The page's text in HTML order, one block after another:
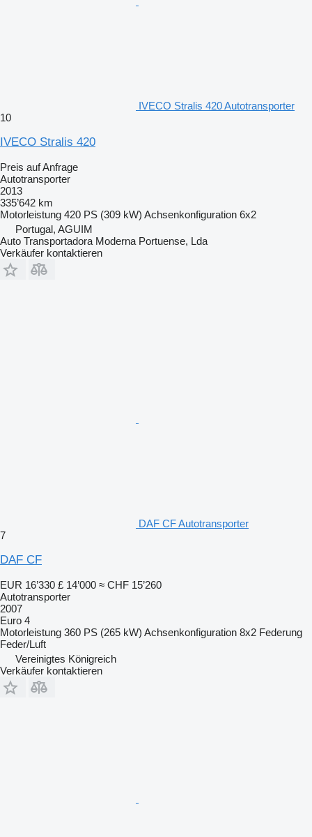
IVECO Stralis 420 Autotransporter
10
IVECO Stralis 420
Preis auf Anfrage
Autotransporter
2013
335’642 km
Motorleistung 420 PS (309 kW) Achsenkonfiguration 6x2
Portugal, AGUIM
Auto Transportadora Moderna Portuense, Lda
Verkäufer kontaktieren
DAF CF Autotransporter
7
DAF CF
EUR 16’330 £ 14’000 ≈ CHF 15’260
Autotransporter
2007
Euro 4
Motorleistung 360 PS (265 kW) Achsenkonfiguration 8x2 Federung
Feder/Luft
Vereinigtes Königreich
Verkäufer kontaktieren